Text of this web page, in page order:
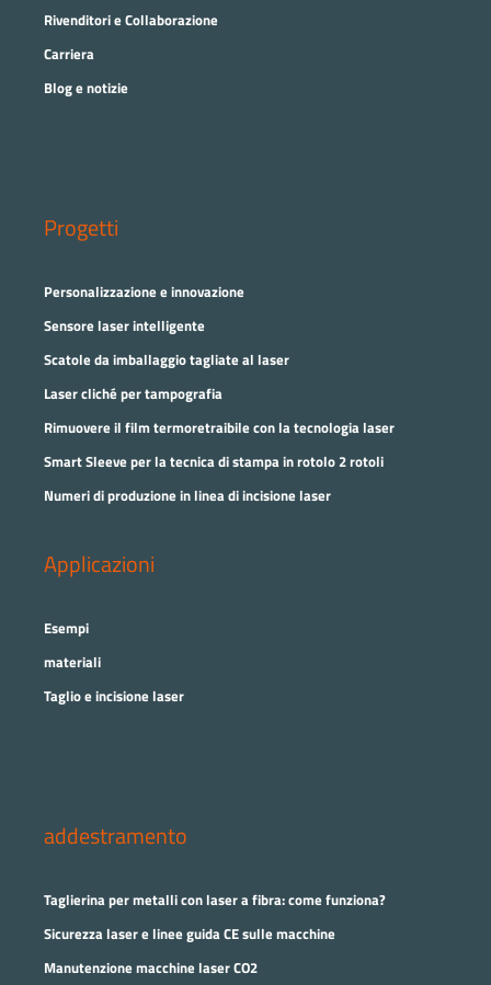
Rivenditori e Collaborazione
Carriera
Blog e notizie
Progetti
Personalizzazione e innovazione
Sensore laser intelligente
Scatole da imballaggio tagliate al laser
Laser cliché per tampografia
Rimuovere il film termoretraibile con la tecnologia laser
Smart Sleeve per la tecnica di stampa in rotolo 2 rotoli
Numeri di produzione in linea di incisione laser
Applicazioni
Esempi
materiali
Taglio e incisione laser
addestramento
Taglierina per metalli con laser a fibra: come funziona?
Sicurezza laser e linee guida CE sulle macchine
Manutenzione macchine laser CO2